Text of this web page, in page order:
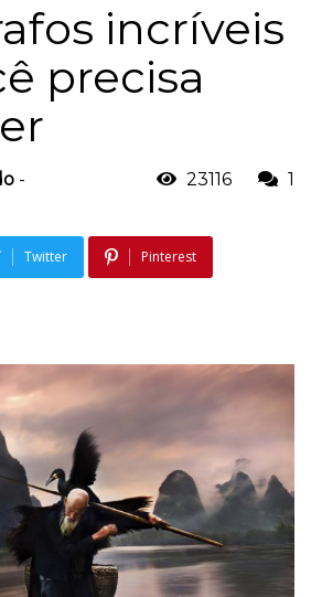
incríveis
precisa
-
23116 1
Twitter Pinterest